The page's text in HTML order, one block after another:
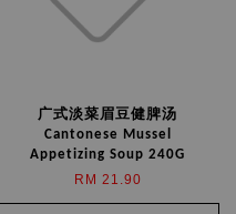
广式淡菜眉豆健脾汤
Cantonese Mussel
Appetizing Soup 240G
RM 21.90